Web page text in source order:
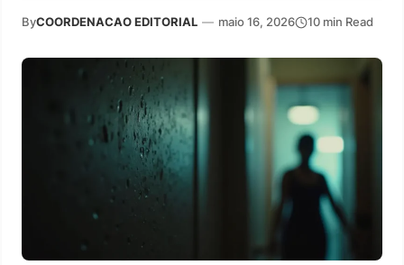
ByCOORDENACAO EDITORIAL — maio 16, 2026 10 min Read